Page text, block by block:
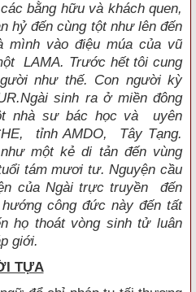
bằng hữu và khách quen,
hỷ đến cùng tột như lên đến
vào điệu múa của vũ
LAMA. Trước hết tôi cung
như thế. Con người kỳ
sinh ra ở miền đông
nhà sư bác học và uyên
tỉnh AMDO, Tây Tạng.
một kẻ di tản đến vùng
tám mươi tư. Nguyện cầu
của Ngài trực truyền đến
công đức này đến tất
họ thoát vòng sinh tử luân
giới.
TỰA